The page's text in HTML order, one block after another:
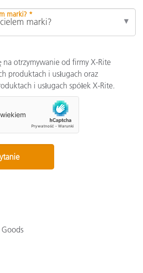
marki? *
na otrzymywanie od firmy X-Rite
produktach i usługach oraz
i usługach spółek X-Rite.
Goods